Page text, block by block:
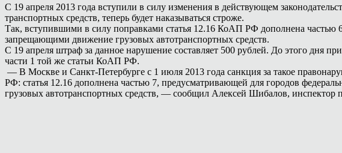
С 19 апреля 2013 года вступили в силу изменения в действующем
транспортных средств, теперь будет наказываться строже.
Так, вступившими в силу поправками статья 12.16 КоАП РФ дополнена частью
запрещающими движение грузовых автотранспортных средств.
С 19 апреля штраф за данное нарушение составляет 500 рублей. До этого дня
части 1 той же статьи КоАП РФ.
— В Москве и Санкт-Петербурге с 1 июля 2013 года санкция за такое
РФ: статья 12.16 дополнена частью 7, предусматривающей для городов
грузовых автотранспортных средств, — сообщил Алексей Шибалов,